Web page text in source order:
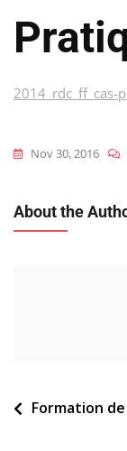
2014_rdc_ff_cas-
Nov 30, 2016
About the
Navigation
Formation